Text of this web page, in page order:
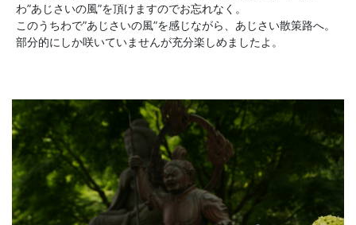
わ”あじさいの風”を頂けますのでお忘れなく。
このうちわで”あじさいの風”を感じながら、あじさい散策路へ。
部分的にしか咲いていませんが充分楽しめましたよ。